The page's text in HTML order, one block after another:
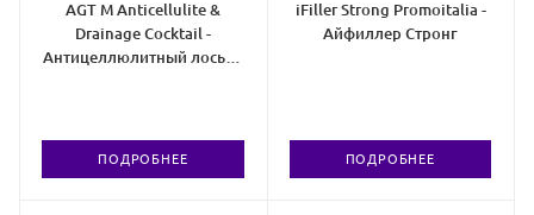
AGT M Anticellulite &
Drainage Cocktail -
Антицеллюлитный лосьон
ПОДРОБНЕЕ
iFiller Strong Promoitalia -
Айфиллер Стронг
ПОДРОБНЕЕ